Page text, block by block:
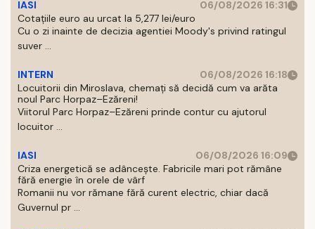
IASI
06/08/2026 16:31
Cotațiile euro au urcat la 5,277 lei/euro
Cu o zi inainte de decizia agentiei Moody's privind ratingul
suver ...
INTERN
06/08/2026 16:18
Locuitorii din Miroslava, chemați să decidă cum va arăta
noul Parc Horpaz–Ezăreni!
Viitorul Parc Horpaz–Ezăreni prinde contur cu ajutorul
locuitor ...
IASI
06/08/2026 16:09
Criza energetică se adâncește. Fabricile mari pot rămâne
fără energie în orele de vârf
Romanii nu vor rămane fără curent electric, chiar dacă
Guvernul pr ...